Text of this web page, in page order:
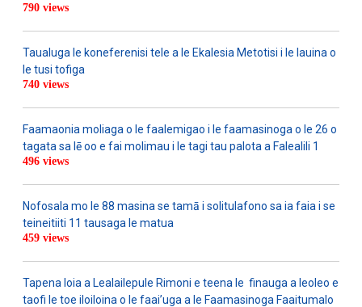
790 views
Taualuga le koneferenisi tele a le Ekalesia Metotisi i le lauina o
le tusi tofiga
740 views
Faamaonia moliaga o le faalemigao i le faamasinoga o le 26 o
tagata sa lē oo e fai molimau i le tagi tau palota a Falealili 1
496 views
Nofosala mo le 88 masina se tamā i solitulafono sa ia faia i se
teineitiiti 11 tausaga le matua
459 views
Tapena loia a Lealailepule Rimoni e teena le finauga a leoleo e
taofi le toe iloiloina o le faai’uga a le Faamasinoga Faaitumalo